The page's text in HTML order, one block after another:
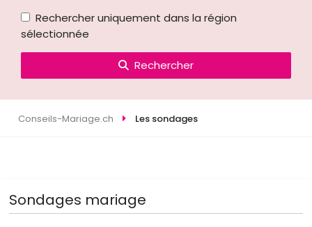
Rechercher uniquement dans la région
sélectionnée
Rechercher
Conseils-Mariage.ch Les sondages
Sondages mariage